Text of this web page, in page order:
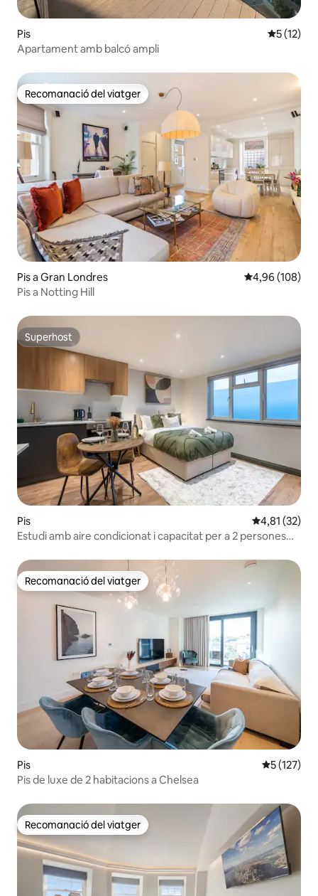
Pis 5 de
5 (12)
Apartament amb balcó ampli
Recomanació del viatger
Recomanació del viatger
Pis a Gran Londres 4,96 de
4,96 (108)
Pis a Notting Hill
Superhost
Superhost
Pis 4,81 de
4,81 (32)
Estudi amb aire condicionat i capacitat per a 2 persones
Recomanació del viatger
Recomanació del viatger
Pis 5 de
5 (127)
Pis de luxe de 2 habitacions a Chelsea
Recomanació del viatger
Recomanació del viatger